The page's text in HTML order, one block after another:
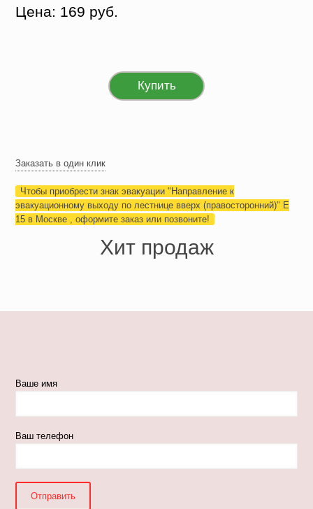
Цена: 169 руб.
Купить
Заказать в один клик
Чтобы приобрести знак эвакуации "Направление к
эвакуационному выходу по лестнице вверх (правосторонний)" Е
15 в Москве , оформите заказ или позвоните!
Хит продаж
Ваше имя
Ваш телефон